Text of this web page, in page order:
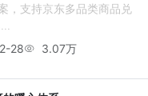
，支持京东多品类商品兑
28
3.07万